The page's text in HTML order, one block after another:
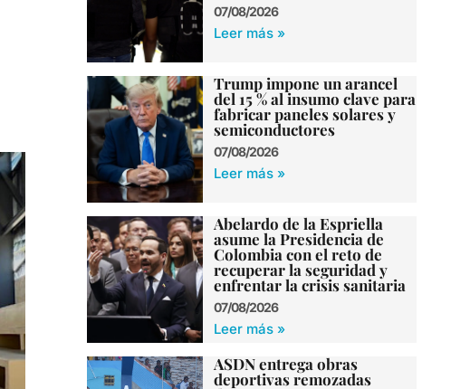
07/08/2026
Leer más »
Trump impone un arancel
del 15 % al insumo clave para
fabricar paneles solares y
semiconductores
07/08/2026
Leer más »
Abelardo de la Espriella
asume la Presidencia de
Colombia con el reto de
recuperar la seguridad y
enfrentar la crisis sanitaria
07/08/2026
Leer más »
ASDN entrega obras
deportivas remozadas